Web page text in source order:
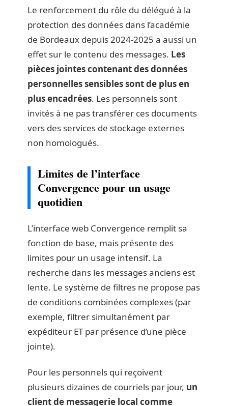
Le renforcement du rôle du délégué à la
protection des données dans l’académie
de Bordeaux depuis 2024-2025 a aussi un
effet sur le contenu des messages. Les
pièces jointes contenant des données
personnelles sensibles sont de plus en
plus encadrées. Les personnels sont
invités à ne pas transférer ces documents
vers des services de stockage externes
non homologués.
Limites de l’interface
Convergence pour un usage
quotidien
L’interface web Convergence remplit sa
fonction de base, mais présente des
limites pour un usage intensif. La
recherche dans les messages anciens est
lente. Le système de filtres ne propose pas
de conditions combinées complexes (par
exemple, filtrer simultanément par
expéditeur ET par présence d’une pièce
jointe).
Pour les personnels qui reçoivent
plusieurs dizaines de courriels par jour, un
client de messagerie local comme